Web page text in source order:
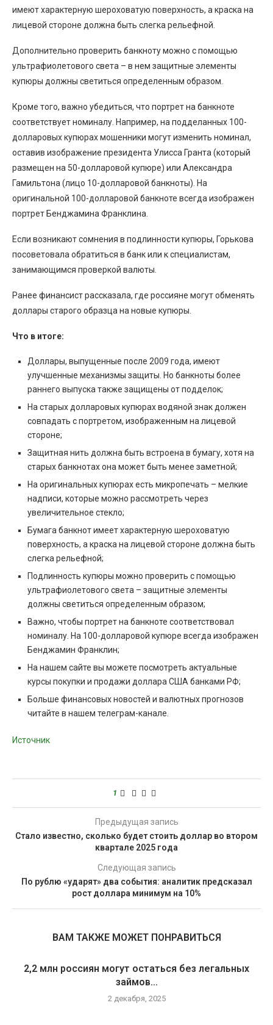
имеют характерную шероховатую поверхность, а краска на
лицевой стороне должна быть слегка рельефной.
Дополнительно проверить банкноту можно с помощью
ультрафиолетового света – в нем защитные элементы
купюры должны светиться определенным образом.
Кроме того, важно убедиться, что портрет на банкноте
соответствует номиналу. Например, на подделанных 100-
долларовых купюрах мошенники могут изменить номинал,
оставив изображение президента Улисса Гранта (который
размещен на 50-долларовой купюре) или Александра
Гамильтона (лицо 10-долларовой банкноты). На
оригинальной 100-долларовой банкноте всегда изображен
портрет Бенджамина Франклина.
Если возникают сомнения в подлинности купюры, Горькова
посоветовала обратиться в банк или к специалистам,
занимающимся проверкой валюты.
Ранее финансист рассказала, где россияне могут обменять
доллары старого образца на новые купюры.
Что в итоге:
Доллары, выпущенные после 2009 года, имеют
улучшенные механизмы защиты. Но банкноты более
раннего выпуска также защищены от подделок;
На старых долларовых купюрах водяной знак должен
совпадать с портретом, изображенным на лицевой
стороне;
Защитная нить должна быть встроена в бумагу, хотя на
старых банкнотах она может быть менее заметной;
На оригинальных купюрах есть микропечать – мелкие
надписи, которые можно рассмотреть через
увеличительное стекло;
Бумага банкнот имеет характерную шероховатую
поверхность, а краска на лицевой стороне должна быть
слегка рельефной;
Подлинность купюры можно проверить с помощью
ультрафиолетового света – защитные элементы
должны светиться определенным образом;
Важно, чтобы портрет на банкноте соответствовал
номиналу. На 100-долларовой купюре всегда изображен
Бенджамин Франклин;
На нашем сайте вы можете посмотреть актуальные
курсы покупки и продажи доллара США банками РФ;
Больше финансовых новостей и валютных прогнозов
читайте в нашем телеграм-канале.
Источник
1
Предыдущая запись
Стало известно, сколько будет стоить доллар во втором
квартале 2025 года
Следующая запись
По рублю «ударят» два события: аналитик предсказал
рост доллара минимум на 10%
ВАМ ТАКЖЕ МОЖЕТ ПОНРАВИТЬСЯ
2,2 млн россиян могут остаться без легальных
займов...
2 декабря, 2025